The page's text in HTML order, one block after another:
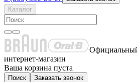
Каталог
интернет-магазин
Ваша корзина пуста
Поиск Заказать звонок